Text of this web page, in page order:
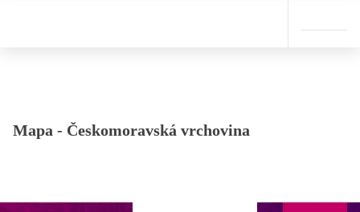
Mapa - Českomoravská vrchovina